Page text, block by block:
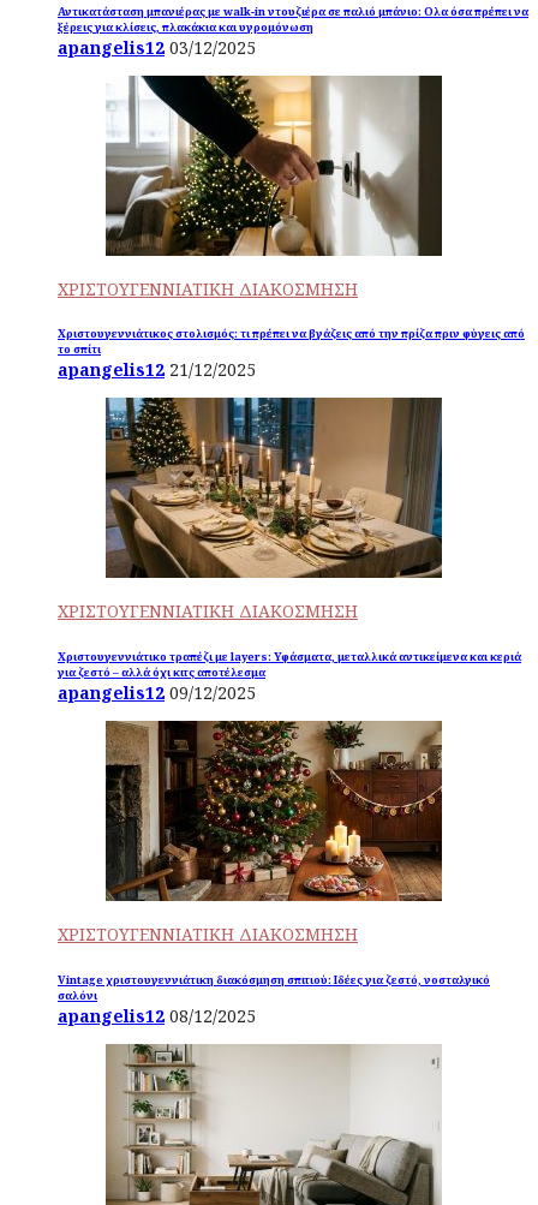
Αντικατάσταση μπανιέρας με walk-in ντουζιέρα σε παλιό μπάνιο: Ολα όσα πρέπει να
ξέρεις για κλίσεις, πλακάκια και υγρομόνωση
apangelis12 03/12/2025
ΧΡΙΣΤΟΥΓΕΝΝΙΑΤΙΚΗ ΔΙΑΚΟΣΜΗΣΗ
Χριστουγεννιάτικος στολισμός: τι πρέπει να βγάζεις από την πρίζα πριν φύγεις από
το σπίτι
apangelis12 21/12/2025
ΧΡΙΣΤΟΥΓΕΝΝΙΑΤΙΚΗ ΔΙΑΚΟΣΜΗΣΗ
Χριστουγεννιάτικο τραπέζι με layers: Υφάσματα, μεταλλικά αντικείμενα και κεριά
για ζεστό – αλλά όχι κιτς αποτέλεσμα
apangelis12 09/12/2025
ΧΡΙΣΤΟΥΓΕΝΝΙΑΤΙΚΗ ΔΙΑΚΟΣΜΗΣΗ
Vintage χριστουγεννιάτικη διακόσμηση σπιτιού: Ιδέες για ζεστό, νοσταλγικό
σαλόνι
apangelis12 08/12/2025